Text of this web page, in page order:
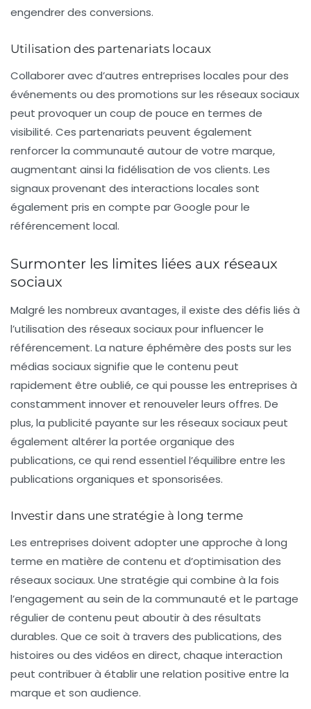
engendrer des conversions.
Utilisation des partenariats locaux
Collaborer avec d’autres entreprises locales pour des
événements ou des promotions sur les réseaux sociaux
peut provoquer un coup de pouce en termes de
visibilité. Ces partenariats peuvent également
renforcer la communauté autour de votre marque,
augmentant ainsi la fidélisation de vos clients. Les
signaux provenant des interactions locales sont
également pris en compte par Google pour le
référencement local.
Surmonter les limites liées aux réseaux
sociaux
Malgré les nombreux avantages, il existe des défis liés à
l’utilisation des réseaux sociaux pour influencer le
référencement. La nature éphémère des posts sur les
médias sociaux signifie que le contenu peut
rapidement être oublié, ce qui pousse les entreprises à
constamment innover et renouveler leurs offres. De
plus, la publicité payante sur les réseaux sociaux peut
également altérer la portée organique des
publications, ce qui rend essentiel l’équilibre entre les
publications organiques et sponsorisées.
Investir dans une stratégie à long terme
Les entreprises doivent adopter une approche à long
terme en matière de contenu et d’optimisation des
réseaux sociaux. Une stratégie qui combine à la fois
l’engagement au sein de la communauté et le partage
régulier de contenu peut aboutir à des résultats
durables. Que ce soit à travers des publications, des
histoires ou des vidéos en direct, chaque interaction
peut contribuer à établir une relation positive entre la
marque et son audience.